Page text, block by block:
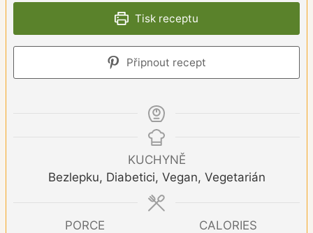
Tisk receptu
Připnout recept
KUCHYNĚ
Bezlepku, Diabetici, Vegan, Vegetarián
PORCE
CALORIES